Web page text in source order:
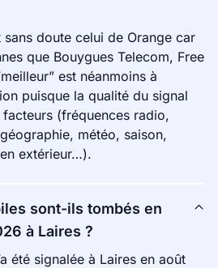
sans doute celui de Orange car
que Bouygues Telecom, Free
est néanmoins à
puisque la qualité du signal
(fréquences radio,
météo, saison,
extérieur…).
sont-ils tombés en
à Laires ?
été signalée à Laires en août